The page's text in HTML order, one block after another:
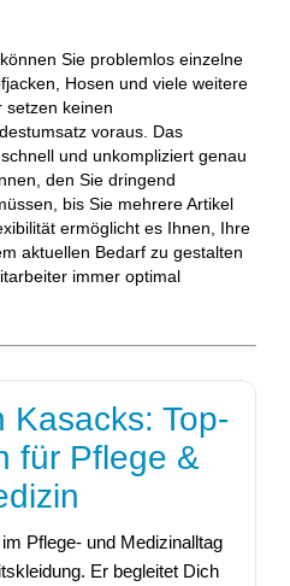
Sie problemlos einzelne
Hosen und viele weitere
setzen keinen
voraus. Das
und unkompliziert genau
den Sie dringend
bis Sie mehrere Artikel
ermöglicht es Ihnen, Ihre
aktuellen Bedarf zu gestalten
immer optimal
Kasacks: Top-
für Pflege &
Pflege- und Medizinalltag
Er begleitet Dich